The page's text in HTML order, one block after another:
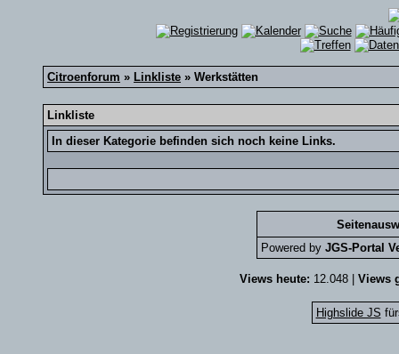
Citroenforum » Linkliste » Werkstätten
Linkliste
In dieser Kategorie befinden sich noch keine Links.
Powered by JGS-Portal
Views heute: 12.048 | Views
Highslide JS